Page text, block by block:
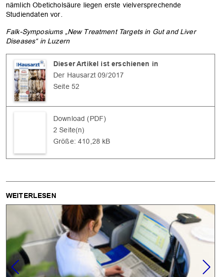
nämlich Obeticholsäure liegen erste vielversprechende
Studiendaten vor.
Falk-Symposiums „New Treatment Targets in Gut and Liver
Diseases“ in Luzern
Dieser Artikel ist erschienen in
Der Hausarzt 09/2017
Seite 52
Download (PDF)
2 Seite(n)
Größe: 410,28 kB
WEITERLESEN